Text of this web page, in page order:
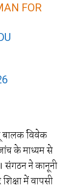
FOR
बालक विवेक
के माध्यम से
संगठन ने कानूनी
में वापसी